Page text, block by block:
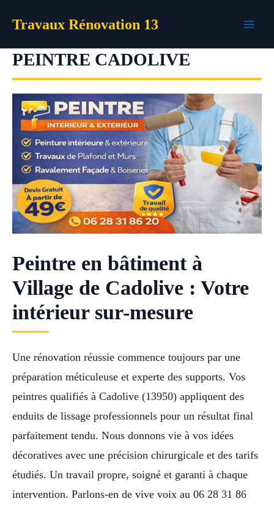
Travaux Rénovation 13
PEINTRE CADOLIVE
Peintre en bâtiment à
Village de Cadolive : Votre
intérieur sur-mesure
Une rénovation réussie commence toujours par une
préparation méticuleuse et experte des supports. Vos
peintres qualifiés à Cadolive (13950) appliquent des
enduits de lissage professionnels pour un résultat final
parfaitement tendu. Nous donnons vie à vos idées
décoratives avec une précision chirurgicale et des tarifs
étudiés. Un travail propre, soigné et garanti à chaque
intervention. Parlons-en de vive voix au 06 28 31 86